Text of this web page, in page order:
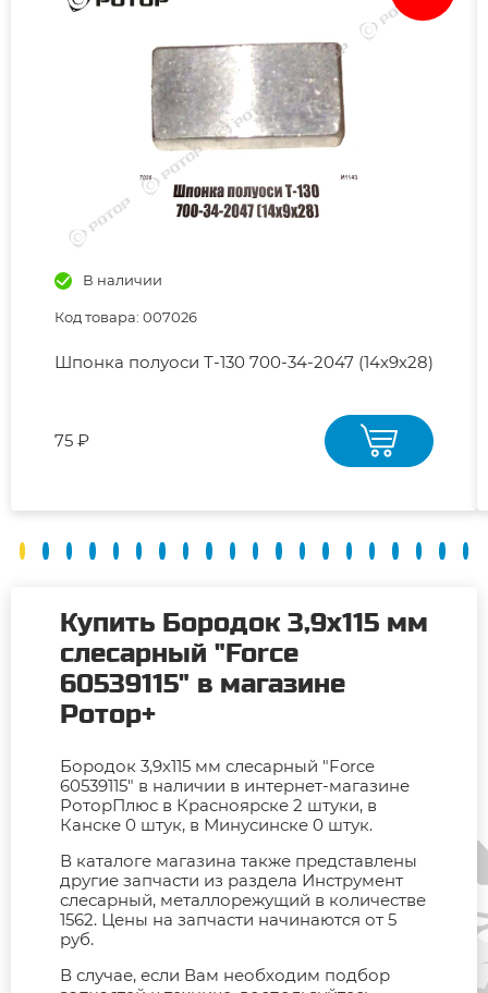
В наличии
Код товара: 007026
Шпонка полуоси Т-130 700-34-2047 (14х9х28)
75 ₽
Купить Бородок 3,9х115 мм
слесарный "Force
60539115" в магазине
Ротор+
Бородок 3,9х115 мм слесарный "Force
60539115" в наличии в интернет-магазине
РоторПлюс в Красноярске 2 штуки, в
Канске 0 штук, в Минусинске 0 штук.
В каталоге магазина также представлены
другие запчасти из раздела Инструмент
слесарный, металлорежущий в количестве
1562. Цены на запчасти начинаются от 5
руб.
В случае, если Вам необходим подбор